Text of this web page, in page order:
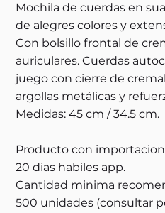
Mochila de cuerdas en
de alegres colores y
Con bolsillo frontal de
auriculares. Cuerdas
juego con cierre de
argollas metálicas y
Medidas: 45 cm / 34.5 cm.
Producto con
20 dias habiles app.
Cantidad minima
500 unidades (consultar